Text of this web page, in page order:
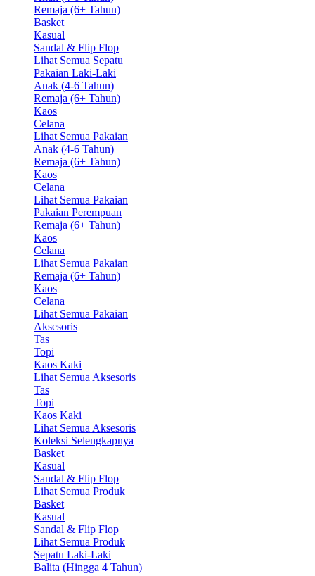
Remaja (6+ Tahun)
Basket
Kasual
Sandal & Flip Flop
Lihat Semua Sepatu
Pakaian Laki-Laki
Anak (4-6 Tahun)
Remaja (6+ Tahun)
Kaos
Celana
Lihat Semua Pakaian
Anak (4-6 Tahun)
Remaja (6+ Tahun)
Kaos
Celana
Lihat Semua Pakaian
Pakaian Perempuan
Remaja (6+ Tahun)
Kaos
Celana
Lihat Semua Pakaian
Remaja (6+ Tahun)
Kaos
Celana
Lihat Semua Pakaian
Aksesoris
Tas
Topi
Kaos Kaki
Lihat Semua Aksesoris
Tas
Topi
Kaos Kaki
Lihat Semua Aksesoris
Koleksi Selengkapnya
Basket
Kasual
Sandal & Flip Flop
Lihat Semua Produk
Basket
Kasual
Sandal & Flip Flop
Lihat Semua Produk
Sepatu Laki-Laki
Balita (Hingga 4 Tahun)